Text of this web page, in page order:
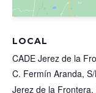
LOCAL
CADE Jerez de la
C. Fermín Aranda,
Jerez de la Frontera,